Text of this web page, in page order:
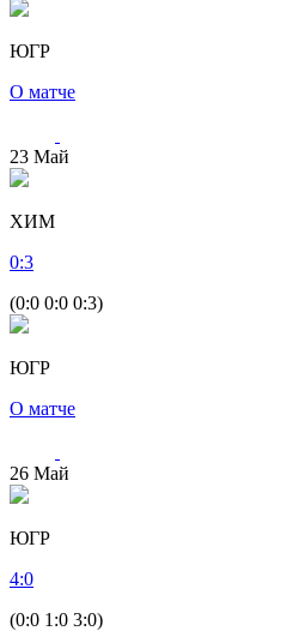
ЮГР
О матче
23 Май
ХИМ
0:3
(0:0 0:0 0:3)
ЮГР
О матче
26 Май
ЮГР
4:0
(0:0 1:0 3:0)